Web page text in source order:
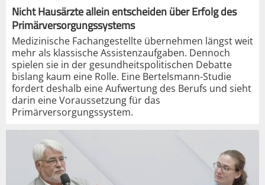
Nicht Hausärzte allein entscheiden über Erfolg des
Primärversorgungssystems
Medizinische Fachangestellte übernehmen längst weit
mehr als klassische Assistenzaufgaben. Dennoch
spielen sie in der gesundheitspolitischen Debatte
bislang kaum eine Rolle. Eine Bertelsmann-Studie
fordert deshalb eine Aufwertung des Berufs und sieht
darin eine Voraussetzung für das
Primärversorgungssystem.